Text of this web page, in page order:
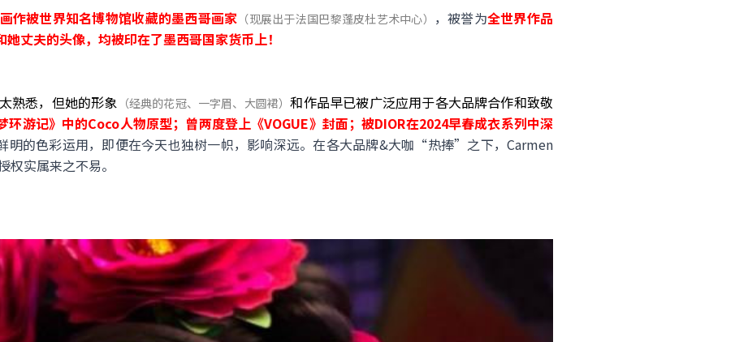
作被世界知名博物馆收藏的墨西哥画家 （现展出于法国巴黎蓬皮杜艺术中心） ，被誉为全世界作品
她丈夫的头像，均被印在了墨西哥国家货币上！
熟悉， 但她的形象 （经典的花冠、一字眉、大圆裙）和作品早已被广泛应用于各大品牌合作和致敬
环游记》中的Coco人物原型；曾两度登上《VOGUE》封面；被DIOR在2024早春成衣系列中深
明的色彩运用，即便在今天也独树一帜，影响深远。在各大品牌&大咖“热捧”之下，Carmen
权实属来之不易。